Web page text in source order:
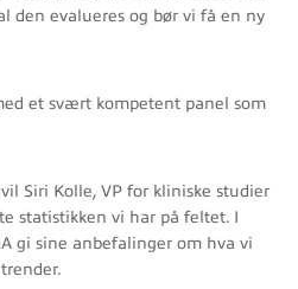
den evalueres og bør vi få en ny
et svært kompetent panel som
Siri Kolle, VP for kliniske studier
statistikken vi har på feltet. I
gi sine anbefalinger om hva vi